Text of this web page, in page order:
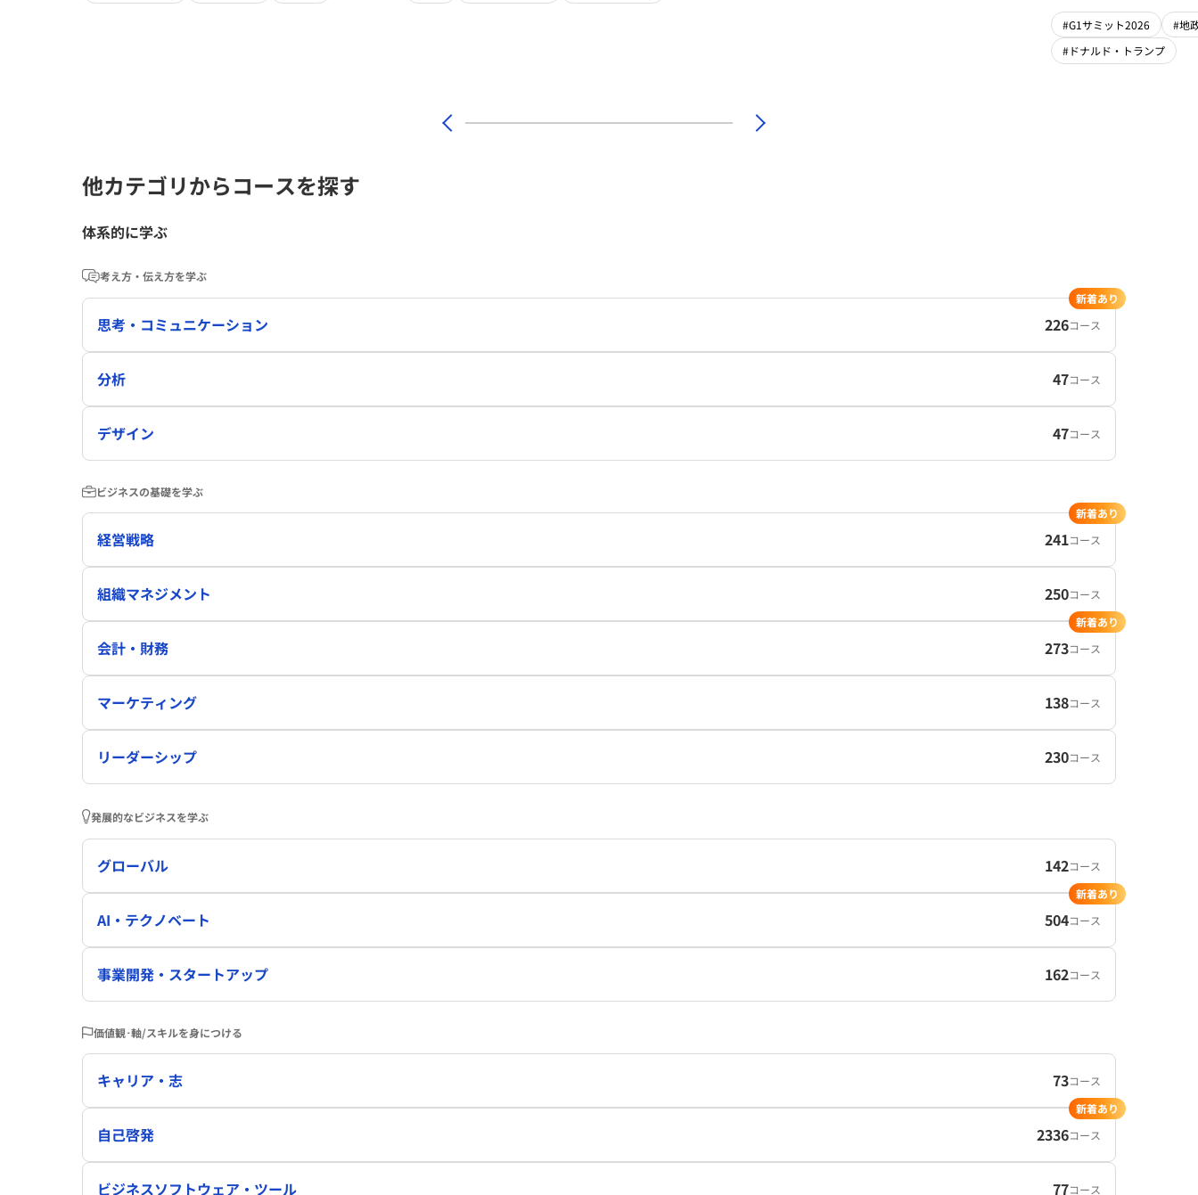
#G1サミット2026
#地
#ドナルド・トランプ
他カテゴリからコースを探す
体系的に学ぶ
考え方・伝え方を学ぶ
思考・コミュニケーション 226コース
新着あり
分析 47コース
デザイン 47コース
ビジネスの基礎を学ぶ
経営戦略 241コース
新着あり
組織マネジメント 250コース
会計・財務 273コース
新着あり
マーケティング 138コース
リーダーシップ 230コース
発展的なビジネスを学ぶ
グローバル 142コース
AI・テクノベート 504コース
新着あり
事業開発・スタートアップ 162コース
価値観･軸/スキルを身につける
キャリア・志 73コース
自己啓発 2336コース
新着あり
ビジネスソフトウェア・ツール 77コース